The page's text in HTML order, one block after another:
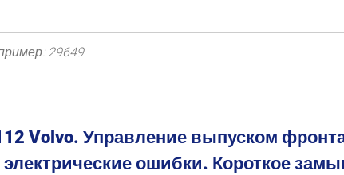
Volvo. Управление выпуском
ошибки. Короткое